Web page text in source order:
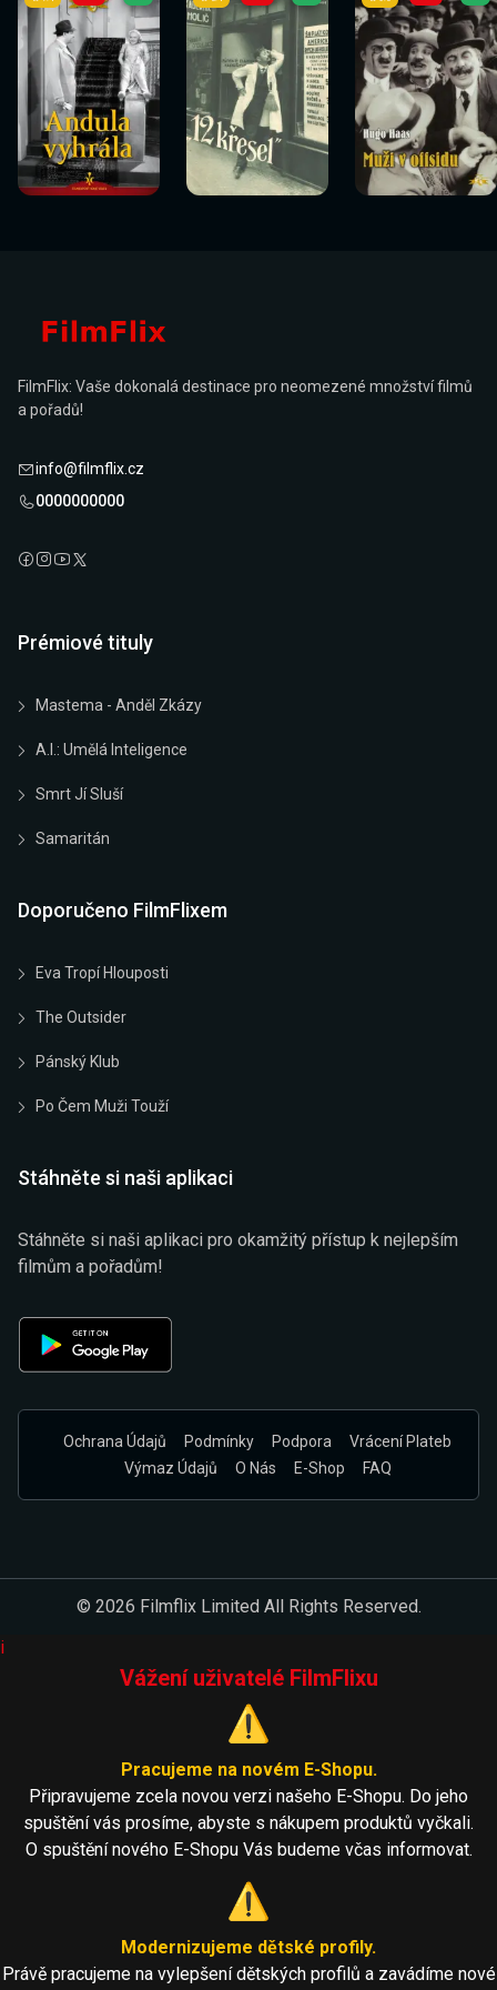
Sledovat
nyní
Sledovat
nyní
Sledovat
nyní
Sledovat
nyní
Sledovat
nyní
Sledovat
FilmFlix: Vaše dokonalá destinace pro neomezené množství filmů
a pořadů!
info@filmflix.cz
0000000000
Prémiové tituly
Mastema - Anděl Zkázy
A.I.: Umělá Inteligence
Smrt Jí Sluší
Samaritán
Doporučeno FilmFlixem
Eva Tropí Hlouposti
The Outsider
Pánský Klub
Po Čem Muži Touží
Stáhněte si naši aplikaci
Stáhněte si naši aplikaci pro okamžitý přístup k nejlepším
filmům a pořadům!
Ochrana Údajů Podmínky Podpora
Vrácení Plateb
Výmaz Údajů
O Nás E-Shop FAQ
© 2026 Filmflix Limited All Rights Reserved.
i
Vážení uživatelé FilmFlixu
⚠️
Pracujeme na novém E-Shopu.
Připravujeme zcela novou verzi našeho E-Shopu. Do jeho
spuštění vás prosíme, abyste s nákupem produktů vyčkali.
O spuštění nového E-Shopu Vás budeme včas informovat.
⚠️
Modernizujeme dětské profily.
Právě pracujeme na vylepšení dětských profilů a zavádíme nové